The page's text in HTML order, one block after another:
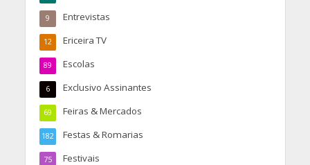
Entrevistas
9
Ericeira TV
12
Escolas
89
Exclusivo Assinantes
6
Feiras & Mercados
69
Festas & Romarias
182
Festivais
75